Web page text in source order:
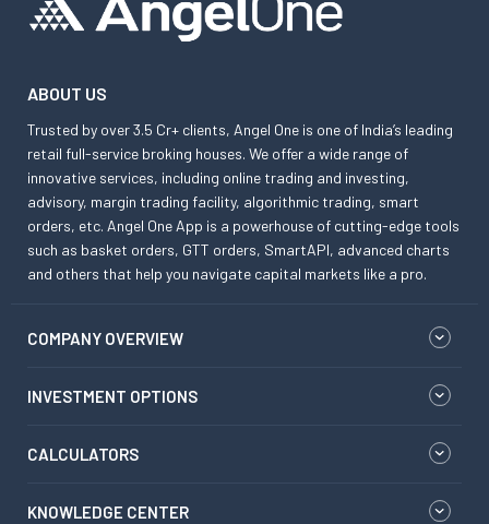
ABOUT US
Trusted by over 3.5 Cr+ clients, Angel One is one of India’s leading
retail full-service broking houses. We offer a wide range of
innovative services, including online trading and investing,
advisory, margin trading facility, algorithmic trading, smart
orders, etc. Angel One App is a powerhouse of cutting-edge tools
such as basket orders, GTT orders, SmartAPI, advanced charts
and others that help you navigate capital markets like a pro.
COMPANY OVERVIEW
INVESTMENT OPTIONS
CALCULATORS
KNOWLEDGE CENTER